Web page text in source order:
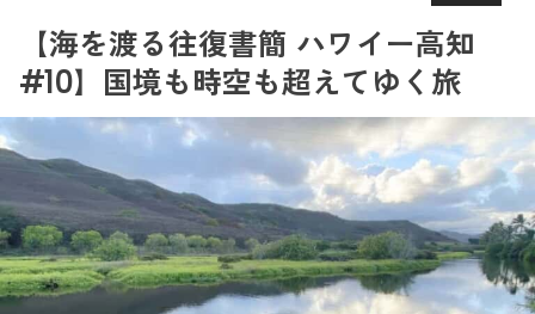
【海を渡る往復書簡 ハワイー高知
#10】国境も時空も超えてゆく旅